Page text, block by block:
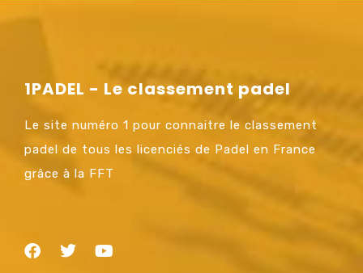
1PADEL - Le classement padel
Le site numéro 1 pour connaitre le classement
padel de tous les licenciés de Padel en France
grâce à la FFT